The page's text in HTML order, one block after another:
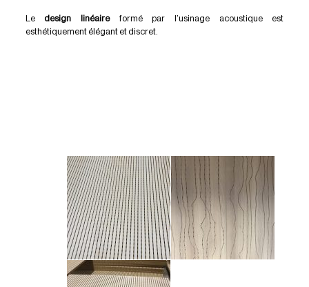
Le design linéaireformé par l’usinage acoustique est
esthétiquement élégant et discret.